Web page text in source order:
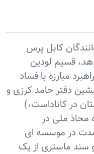
کابل پرس
قسیم لودین
مبارزه با فساد
دفتر حامد کرزی و
در کاناداست،)
محاذ ملی در
مدت در موسسه ای
سند ماستری از یک